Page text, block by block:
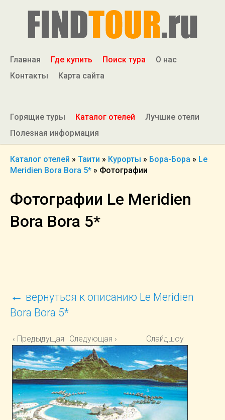
Главная Где купить Поиск тура
О нас
Контакты
Карта сайта
Горящие туры Каталог отелей
Лучшие отели
Полезная информация
Каталог отелей » Таити » Курорты » Бора-Бора » Le
Meridien Bora Bora 5* » Фотографии
Фотографии Le Meridien
Bora Bora 5*
← вернуться к описанию Le Meridien
Bora Bora 5*
‹ Предыдущая Следующая › Слайдшоу